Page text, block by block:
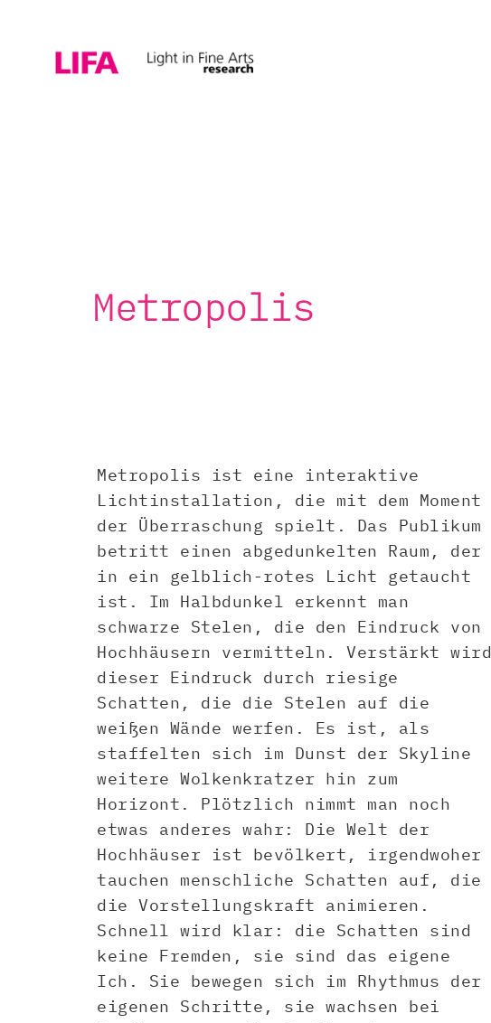
Metropolis
Metropolis ist eine interaktive
Lichtinstallation, die mit dem Moment
der Überraschung spielt. Das Publikum
betritt einen abgedunkelten Raum, der
in ein gelblich-rotes Licht getaucht
ist. Im Halbdunkel erkennt man
schwarze Stelen, die den Eindruck von
Hochhäusern vermitteln. Verstärkt wird
dieser Eindruck durch riesige
Schatten, die die Stelen auf die
weißen Wände werfen. Es ist, als
staffelten sich im Dunst der Skyline
weitere Wolkenkratzer hin zum
Horizont. Plötzlich nimmt man noch
etwas anderes wahr: Die Welt der
Hochhäuser ist bevölkert, irgendwoher
tauchen menschliche Schatten auf, die
die Vorstellungskraft animieren.
Schnell wird klar: die Schatten sind
keine Fremden, sie sind das eigene
Ich. Sie bewegen sich im Rhythmus der
eigenen Schritte, sie wachsen bei